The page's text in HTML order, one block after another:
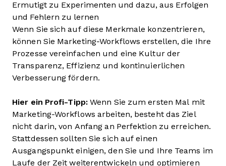
Ermutigt zu Experimenten und dazu, aus Erfolgen
und Fehlern zu lernen
Wenn Sie sich auf diese Merkmale konzentrieren,
können Sie Marketing-Workflows erstellen, die Ihre
Prozesse vereinfachen und eine Kultur der
Transparenz, Effizienz und kontinuierlichen
Verbesserung fördern.
Hier ein Profi-Tipp: Wenn Sie zum ersten Mal mit
Marketing-Workflows arbeiten, besteht das Ziel
nicht darin, von Anfang an Perfektion zu erreichen.
Stattdessen sollten Sie sich auf einen
Ausgangspunkt einigen, den Sie und Ihre Teams im
Laufe der Zeit weiterentwickeln und optimieren